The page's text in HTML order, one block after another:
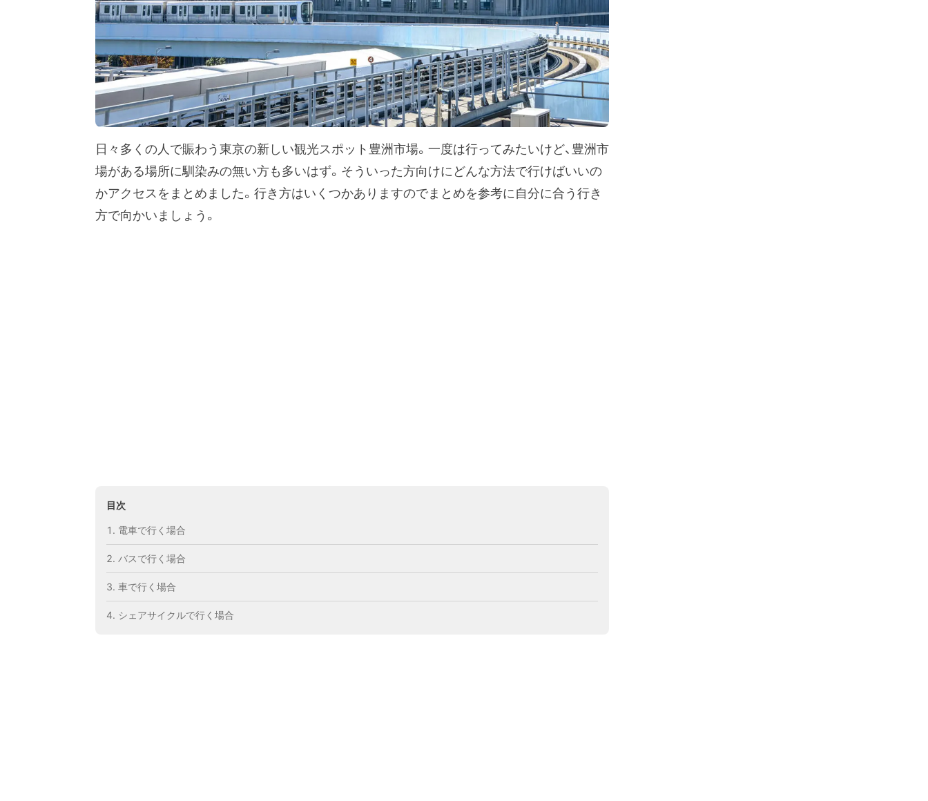
日々多くの人で賑わう東京の新しい観光スポット豊洲市場。一度は行ってみたいけど、豊洲市
場がある場所に馴染みの無い方も多いはず。そういった方向けにどんな方法で行けばいいの
かアクセスをまとめました。行き方はいくつかありますのでまとめを参考に自分に合う行き
方で向かいましょう。
目次
電車で行く場合
バスで行く場合
車で行く場合
シェアサイクルで行く場合